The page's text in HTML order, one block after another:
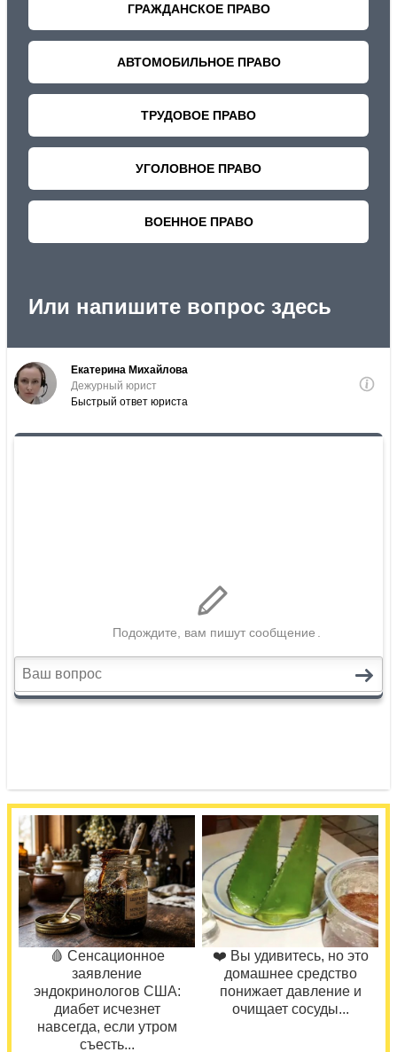
🩸 Сенсационное
заявление
эндокринологов США:
диабет исчезнет
навсегда, если утром
съесть...
❤️ Вы удивитесь, но это
домашнее средство
понижает давление и
очищает сосуды...